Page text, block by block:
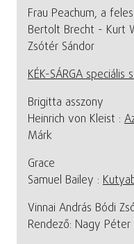
Frau Peachum, a
Bertolt Brecht - Kurt
Zsótér Sándor
KÉK-SÁRGA speciális
Brigitta asszony
Heinrich von Kleist :
Márk
Grace
Samuel Bailey :
Vinnai András Bódi
Rendező: Nagy Péter